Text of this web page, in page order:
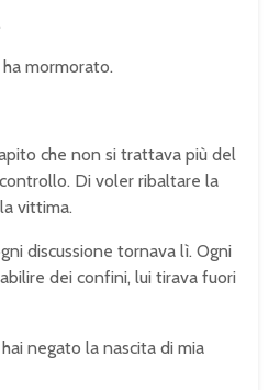
mormorato.
che non si trattava più del
Di voler ribaltare la
vittima.
discussione tornava lì. Ogni
dei confini, lui tirava fuori
negato la nascita di mia